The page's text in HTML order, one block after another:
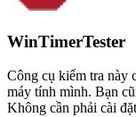
WinTimerTester
Công cụ kiểm tra này
máy tính mình. Bạn
Không cần phải cài